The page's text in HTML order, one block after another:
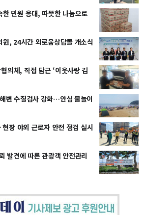
한 민원 응대, 따뜻한 나눔으로
원, 24시간 외로움상담콜 개소식
의체, 직접 담근 ‘이웃사랑 김
변 수질검사 강화…안심 물놀이
장 야외 근로자 안전 점검 실시
발견에 따른 관광객 안전관리